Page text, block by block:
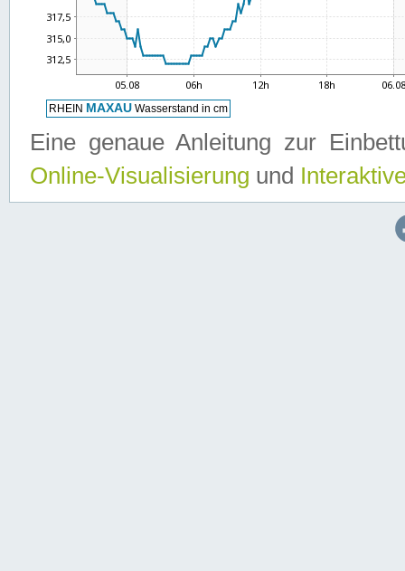
Eine genaue Anleitung zur
Online-Visualisierung und